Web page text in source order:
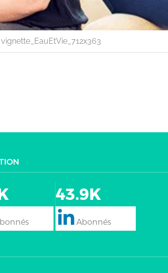
vignette_EauEtVie_712x363
43.9K